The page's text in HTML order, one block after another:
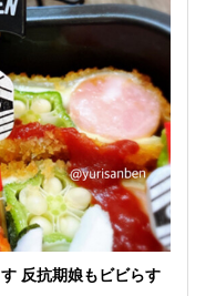
反抗期娘もビビらす